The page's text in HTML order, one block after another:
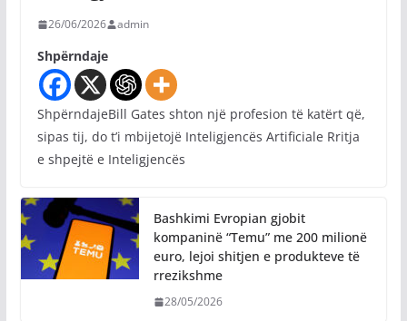
26/06/2026 admin
Shpërndaje
ShpërndajeBill Gates shton një profesion të katërt që,
sipas tij, do t’i mbijetojë Inteligjencës Artificiale Rritja
e shpejtë e Inteligjencës
Bashkimi Evropian gjobit
kompaninë “Temu” me 200 milionë
euro, lejoi shitjen e produkteve të
rrezikshme
28/05/2026